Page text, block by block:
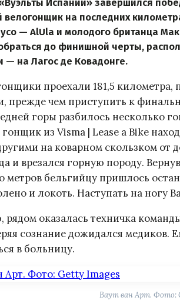
Испании» завершился
велогонщик на последних
— AlUla и молодого британца
до финишной черты,
— на Лагос де Ковадонге.
проехали 181,5 километра,
прежде чем приступить к
горы разбилось несколько
из Visma | Lease a Bike
на коварном скользком от
и врезался горную породу.
метров бельгийцу пришлось
и локоть. Наступать на ногу
рядом оказалась техничка
сознание дожидался медиков.
в больницу.
Ваут ван Арт. Фото: